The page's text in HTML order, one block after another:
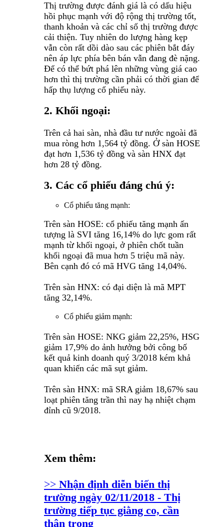
Thị trường được đánh giá là có dấu hiệu
hồi phục mạnh với độ rộng thị trường tốt,
thanh khoản và các chỉ số thị trường được
cải thiện. Tuy nhiên do lượng hàng kẹp
vẫn còn rất dồi dào sau các phiên bắt đáy
nên áp lực phía bên bán vẫn đang đè nặng.
Để có thể bứt phá lên những vùng giá cao
hơn thì thị trường cần phải có thời gian để
hấp thụ lượng cổ phiếu này.
2. Khối ngoại:
Trên cả hai sàn, nhà đầu tư nước ngoài đã
mua ròng hơn 1,564 tỷ đồng. Ở sàn HOSE
đạt hơn 1,536 tỷ đồng và sàn HNX đạt
hơn 28 tỷ đồng.
3. Các cổ phiếu đáng chú ý:
Cổ phiếu tăng mạnh:
Trên sàn HOSE: cổ phiếu tăng mạnh ấn
tượng là SVI tăng 16,14% do lực gom rất
mạnh từ khối ngoại, ở phiên chốt tuần
khối ngoại đã mua hơn 5 triệu mã này.
Bên cạnh đó có mã HVG tăng 14,04%.
Trên sàn HNX: có đại diện là mã MPT
tăng 32,14%.
Cổ phiếu giảm mạnh:
Trên sàn HOSE: NKG giảm 22,25%, HSG
giảm 17,9% do ảnh hưởng bởi công bố
kết quả kinh doanh quý 3/2018 kém khả
quan khiến các mã sụt giảm.
Trên sàn HNX: mã SRA giảm 18,67% sau
loạt phiên tăng trần thì nay hạ nhiệt chạm
đỉnh cũ 9/2018.
Xem thêm:
>> Nhận định diễn biến thị
trường ngày 02/11/2018 - Thị
trường tiếp tục giằng co, cần
thận trọng